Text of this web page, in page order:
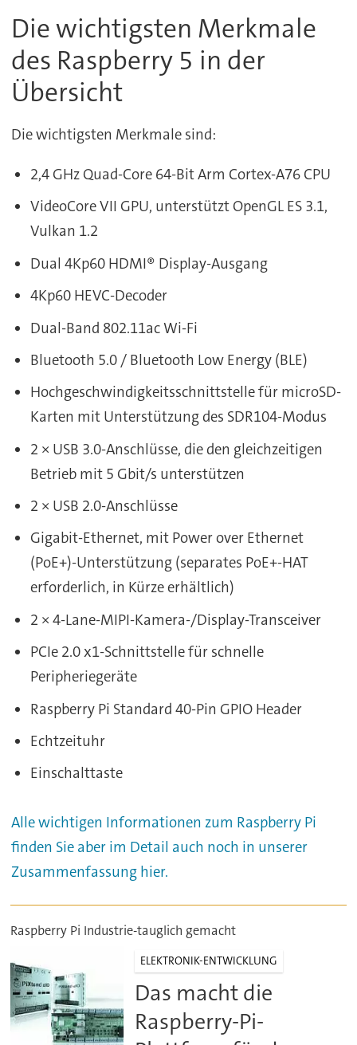
Die wichtigsten Merkmale
des Raspberry 5 in der
Übersicht
Die wichtigsten Merkmale sind:
2,4 GHz Quad-Core 64-Bit Arm Cortex-A76 CPU
VideoCore VII GPU, unterstützt OpenGL ES 3.1,
Vulkan 1.2
Dual 4Kp60 HDMI® Display-Ausgang
4Kp60 HEVC-Decoder
Dual-Band 802.11ac Wi-Fi
Bluetooth 5.0 / Bluetooth Low Energy (BLE)
Hochgeschwindigkeitsschnittstelle für microSD-
Karten mit Unterstützung des SDR104-Modus
2 × USB 3.0-Anschlüsse, die den gleichzeitigen
Betrieb mit 5 Gbit/s unterstützen
2 × USB 2.0-Anschlüsse
Gigabit-Ethernet, mit Power over Ethernet
(PoE+)-Unterstützung (separates PoE+-HAT
erforderlich, in Kürze erhältlich)
2 × 4-Lane-MIPI-Kamera-/Display-Transceiver
PCIe 2.0 x1-Schnittstelle für schnelle
Peripheriegeräte
Raspberry Pi Standard 40-Pin GPIO Header
Echtzeituhr
Einschalttaste
Alle wichtigen Informationen zum Raspberry Pi
finden Sie aber im Detail auch noch in unserer
Zusammenfassung hier.
Raspberry Pi Industrie-tauglich gemacht
ELEKTRONIK-ENTWICKLUNG
Das macht die
Raspberry-Pi-